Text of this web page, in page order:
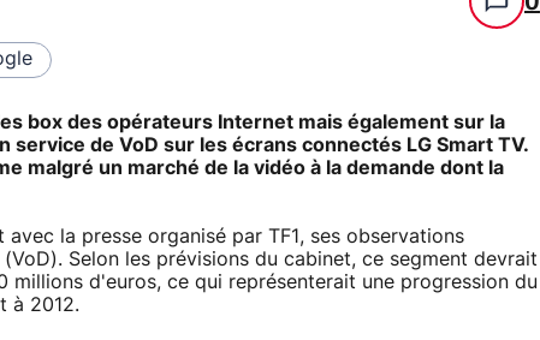
box des opérateurs Internet mais également sur la
de VoD sur les écrans connectés LG Smart TV.
malgré un marché de la vidéo à la demande dont la
la presse organisé par TF1, ses observations
Selon les prévisions du cabinet, ce segment devrait
d'euros, ce qui représenterait une progression du
à 2012.